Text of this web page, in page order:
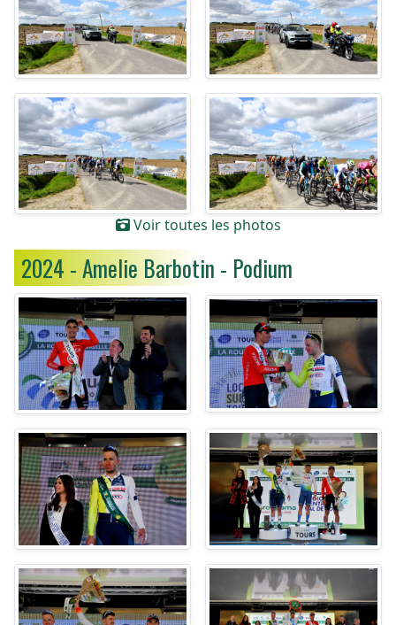
Voir toutes les photos
2024 - Amelie Barbotin - Podium